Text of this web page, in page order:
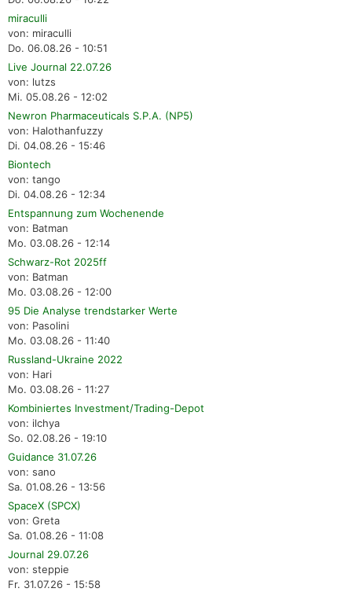
miraculli
von: miraculli
Do. 06.08.26 - 10:51
Live Journal 22.07.26
von: lutzs
Mi. 05.08.26 - 12:02
Newron Pharmaceuticals S.P.A. (NP5)
von: Halothanfuzzy
Di. 04.08.26 - 15:46
Biontech
von: tango
Di. 04.08.26 - 12:34
Entspannung zum Wochenende
von: Batman
Mo. 03.08.26 - 12:14
Schwarz-Rot 2025ff
von: Batman
Mo. 03.08.26 - 12:00
95 Die Analyse trendstarker Werte
von: Pasolini
Mo. 03.08.26 - 11:40
Russland-Ukraine 2022
von: Hari
Mo. 03.08.26 - 11:27
Kombiniertes Investment/Trading-Depot
von: ilchya
So. 02.08.26 - 19:10
Guidance 31.07.26
von: sano
Sa. 01.08.26 - 13:56
SpaceX (SPCX)
von: Greta
Sa. 01.08.26 - 11:08
Journal 29.07.26
von: steppie
Fr. 31.07.26 - 15:58